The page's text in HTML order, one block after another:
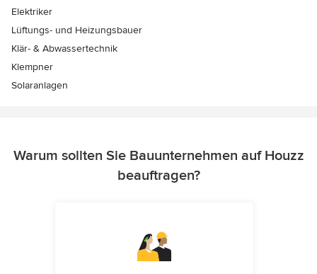
Elektriker
Lüftungs- und Heizungsbauer
Klär- & Abwassertechnik
Klempner
Solaranlagen
Warum sollten Sie Bauunternehmen auf Houzz
beauftragen?